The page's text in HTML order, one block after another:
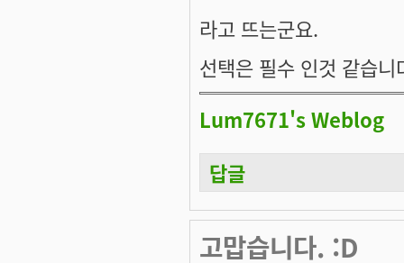
라고 뜨는군요.
선택은 필수 인것 같습
Lum7671's Weblog
답글
고맙습니다. :D